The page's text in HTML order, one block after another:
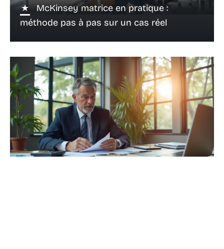
McKinsey matrice en pratique :
méthode pas à pas sur un cas réel